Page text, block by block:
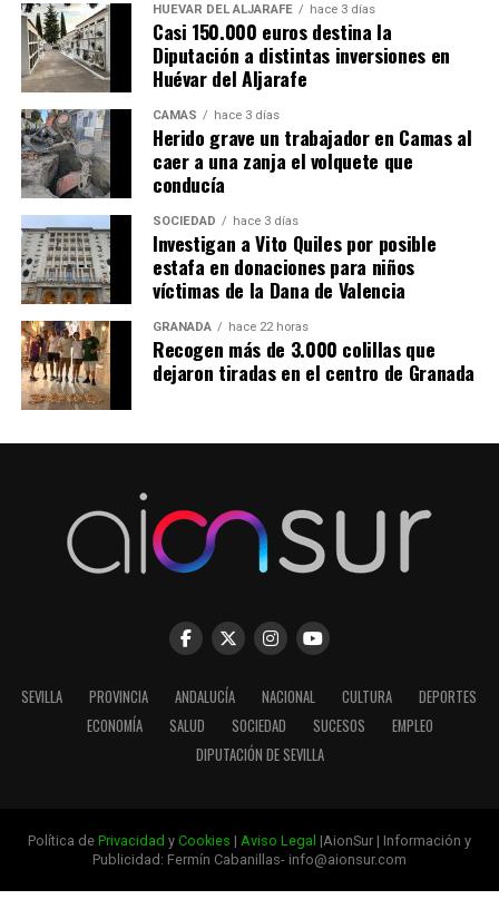
HUÉVAR DEL ALJARAFE hace 3 días
Casi 150.000 euros destina la
Diputación a distintas inversiones en
Huévar del Aljarafe
CAMAS hace 3 días
Herido grave un trabajador en Camas al
caer a una zanja el volquete que
conducía
SOCIEDAD hace 3 días
Investigan a Vito Quiles por posible
estafa en donaciones para niños
víctimas de la Dana de Valencia
GRANADA hace 22 horas
Recogen más de 3.000 colillas que
dejaron tiradas en el centro de Granada
SEVILLA PROVINCIA ANDALUCÍA NACIONAL CULTURA
DEPORTES
ECONOMÍA
SALUD SOCIEDAD SUCESOS
EMPLEO
DIPUTACIÓN DE SEVILLA
Política de Privacidad y Cookies | Aviso Legal |AionSur | Información y
Publicidad: Fermín Cabanillas- info@aionsur.com